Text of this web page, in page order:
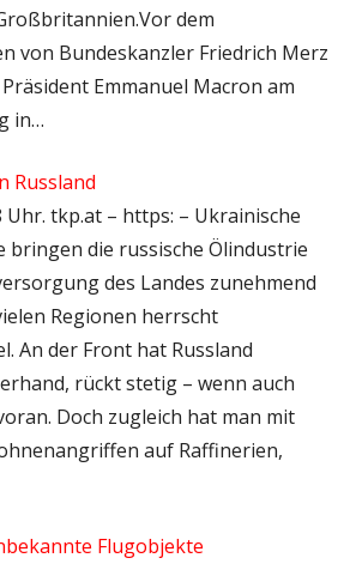
dem
von Bundeskanzler Friedrich Merz
Emmanuel Macron am
in…
Russland
Uhr. tkp.at – https: – Ukrainische
die russische Ölindustrie
des Landes zunehmend
Regionen herrscht
An der Front hat Russland
rückt stetig – wenn auch
Doch zugleich hat man mit
auf Raffinerien,
Flugobjekte